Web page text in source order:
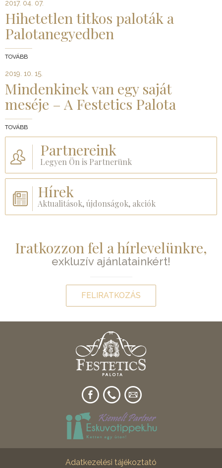
2017. 04. 07.
Hihetetlen titkos paloták a
Palotanegyedben
TOVÁBB
2019. 10. 15.
Mindenkinek van egy saját
meséje – A Festetics Palota
TOVÁBB
Partnereink
Legyen Ön is Partnerünk
Hírek
Aktualitások, újdonságok, akciók
Iratkozzon fel a hírlevelünkre,
exkluzív ajánlatainkért!
FELIRATKOZÁS
Adatkezelési tájékoztató